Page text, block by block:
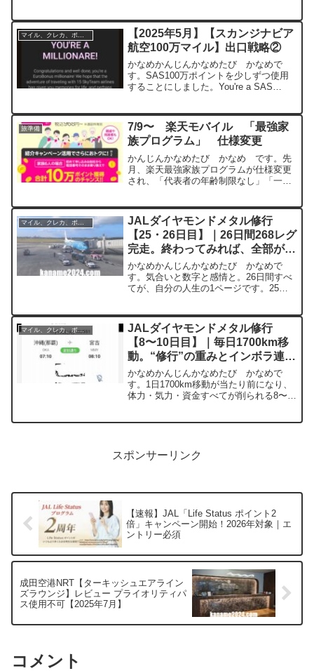
27,000円台〜！しかも、対象期間は2024
年10月・11月...
マイル、クレカ、ポイ活
【2025年5月】【スカンジナビア
航空100万マイル】出口戦略②
かなめかんじんかなめたび かなめで
す。SAS100万ポイントを少しずつ使用
することにしました。You're a SAS
ポイントキャンペーン...
旅準備
7/9〜 楽天モバイル 「最強家
族プログラム」 仕様変更
かんじんかなめたび かなめ です。先
月、楽天最強家族プログラムが仕様変更
され、「代表者の年齢制限なし」「一人
女 と、4回線契約しています。MAX9回
線迄「最強家族プログラ...
JALダイヤモンドメタル修行
【25・26日目】｜26日間268レグ
完走。終わってみれば、全部が修
行でした
かなめかんじんかなめたび かなめで
す。気合いと数字と感情と。26日間すべ
てが、自分の人生の1ページです。25日
ます。短時間睡眠、気合いで起床。それ
を26日間。後半にな...
マイル、クレカ、ポイ活
JALダイヤモンドメタル修行
【8〜10日目】｜毎日1700km移
動。“修行”の重みとインボラ連チ
ャン
かなめかんじんかなめたび かなめで
す。1日1700km移動が当たり前になり、
体力・気力・資金すべてが削られる8〜9
スポンサーリンク
【速報】JAL「Life Status ポイント2
倍」キャンペーン開始！2026年対象｜エ
ントリー必須
成田空港NRT【ターキッシュエアライン
ズラウンジ】レビュー プライオリティパ
ス使用不可【2025年7月】
コメント